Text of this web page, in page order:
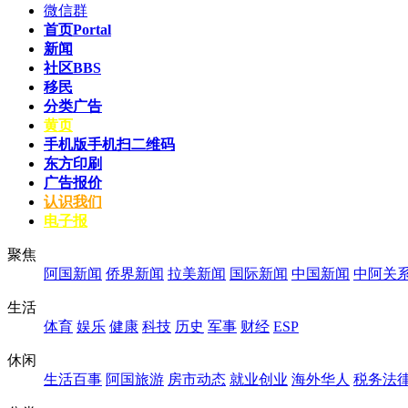
微信群
首页Portal
新闻
社区BBS
移民
分类广告
黄页
手机版手机扫二维码
东方印刷
广告报价
认识我们
电子报
聚焦
阿国新闻 侨界新闻 拉美新闻 国际新闻 中国新闻 中阿关
生活
体育 娱乐 健康 科技 历史 军事 财经 ESP
休闲
生活百事 阿国旅游 房市动态 就业创业 海外华人 税务法